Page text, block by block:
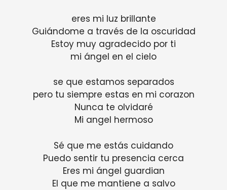
eres mi luz brillante
Guiándome a través de la oscuridad
Estoy muy agradecido por ti
mi ángel en el cielo
se que estamos separados
pero tu siempre estas en mi corazon
Nunca te olvidaré
Mi angel hermoso
Sé que me estás cuidando
Puedo sentir tu presencia cerca
Eres mi ángel guardian
El que me mantiene a salvo